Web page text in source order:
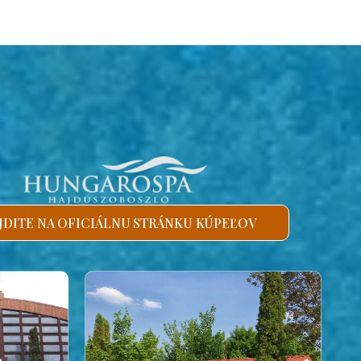
NA OFICIÁLNU STRÁNKU KÚPEĽOV